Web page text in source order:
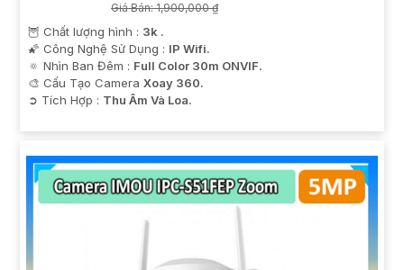
Giá Bán: 1,900,000 ₫
🦉 Chất lượng hình : 3k .
🌠 Công Nghệ Sử Dụng : IP Wifi.
🔅 Nhìn Ban Đêm : Full Color 30m ONVIF.
🎨 Cấu Tạo Camera Xoay 360.
️➲ Tích Hợp : Thu Âm Và Loa.